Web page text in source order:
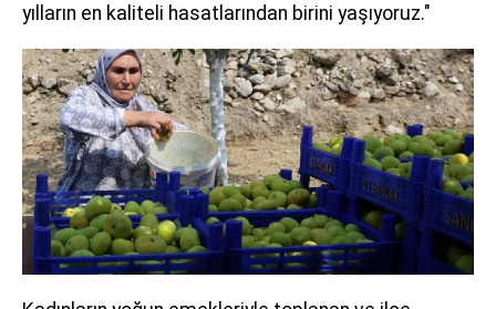
yılların en kaliteli hasatlarından birini yaşıyoruz."